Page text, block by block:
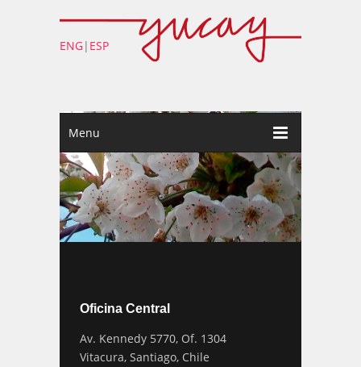
ENG| ESP
Menu
Oficina Central
Av. Kennedy 5770, Of. 1304
Vitacura, Santiago, Chile